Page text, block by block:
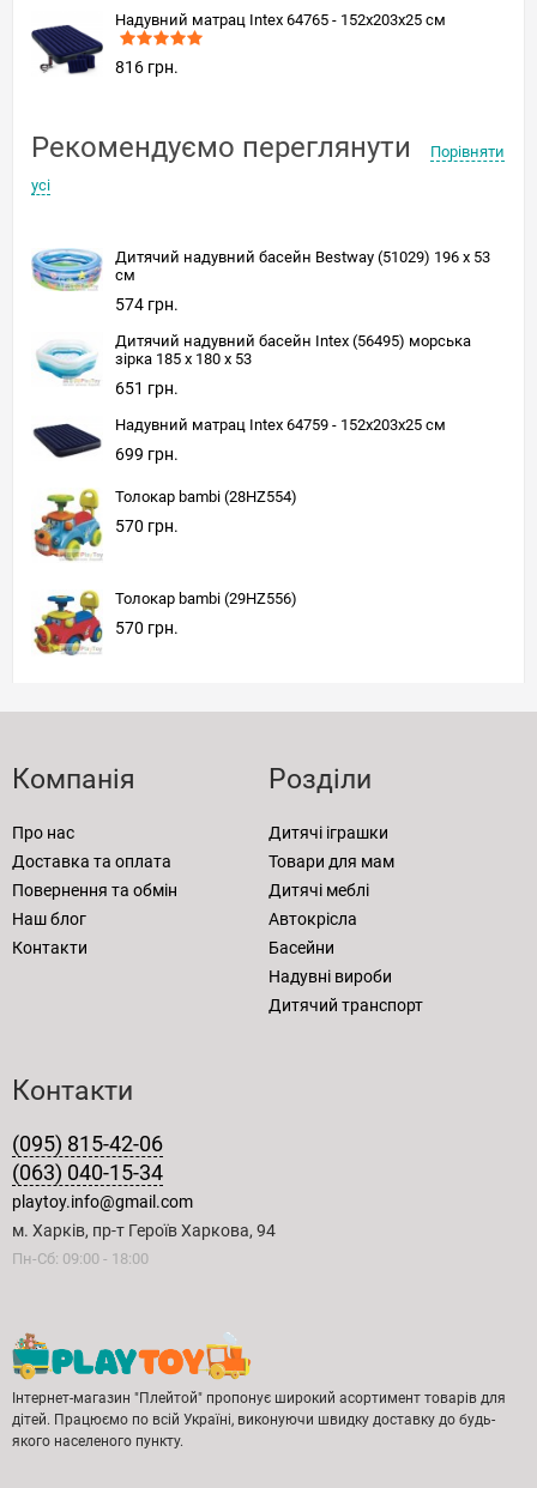
Надувний матрац Intex 64765 - 152х203х25 см
816 грн.
Рекомендуємо переглянути
Порівняти
усі
Дитячий надувний басейн Bestway (51029) 196 х 53
см
574 грн.
Дитячий надувний басейн Intex (56495) морська
зірка 185 х 180 х 53
651 грн.
Надувний матрац Intex 64759 - 152х203х25 см
699 грн.
Толокар bambi (28HZ554)
570 грн.
Толокар bambi (29HZ556)
570 грн.
Компанія
Про нас
Доставка та оплата
Повернення та обмін
Наш блог
Контакти
Розділи
Дитячі іграшки
Товари для мам
Дитячі меблі
Автокрісла
Басейни
Надувні вироби
Дитячий транспорт
Контакти
(095) 815-42-06
(063) 040-15-34
playtoy.info@gmail.com
м. Харків, пр-т Героїв Харкова, 94
Пн-Сб: 09:00 - 18:00
Інтернет-магазин "Плейтой" пропонує широкий асортимент товарів для
дітей. Працюємо по всій Україні, виконуючи швидку доставку до будь-
якого населеного пункту.